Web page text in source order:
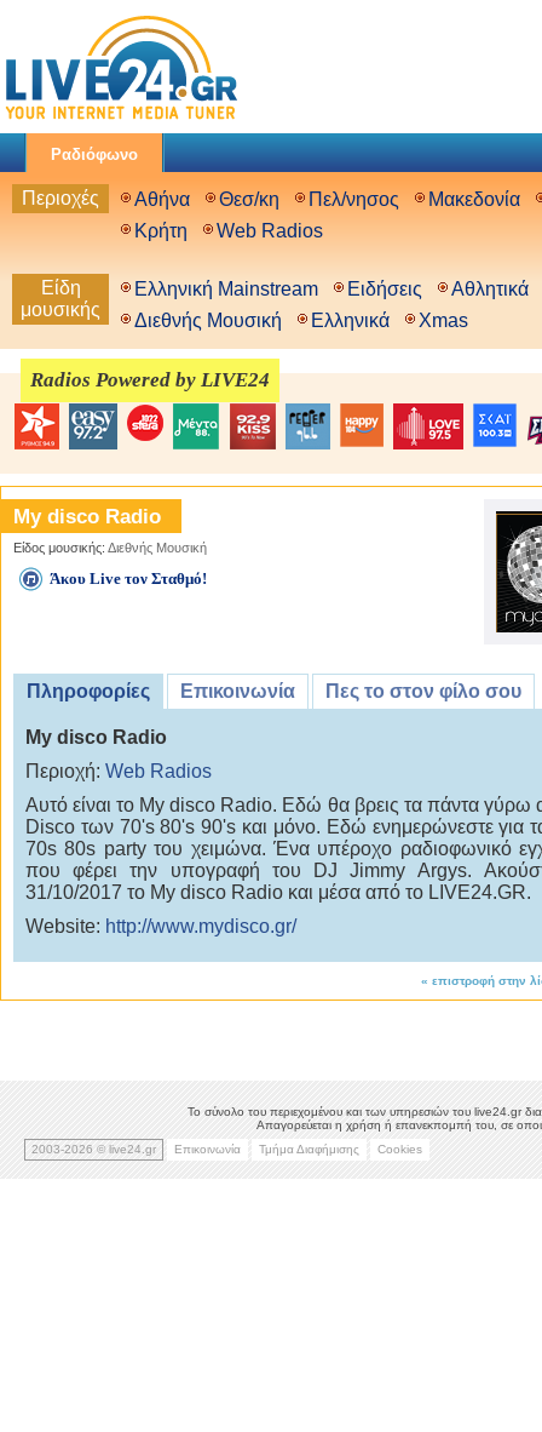
Ραδιόφωνο
Περιοχές Αθήνα Θεσ/κη Πελ/νησος
Μακεδονία
Κρήτη
Web Radios
Είδη
μουσικής
Ελληνική Mainstream Ειδήσεις
Αθλητικά
Διεθνής Μουσική
Ελληνικά Xmas
Radios Powered by LIVE24
My disco Radio
Είδος μουσικής: Διεθνής Μουσική
Άκου Live τον Σταθμό!
Πληροφορίες Επικοινωνία Πες το στον φίλο σου
My disco Radio
Περιοχή: Web Radios
Αυτό είναι το My disco Radio. Εδώ θα βρεις τα πάντα γύρω
Disco των 70's 80's 90's και μόνο. Εδώ ενημερώνεστε για
70s 80s party του χειμώνα. Ένα υπέροχο ραδιοφωνικό
που φέρει την υπογραφή του DJ Jimmy Argys.
31/10/2017 το My disco Radio και μέσα από το LIVE24.GR.
Website: http://www.mydisco.gr/
« επιστροφή στην
Το σύνολο του περιεχομένου και των υπηρεσιών του live24.gr
Απαγορεύεται η χρήση ή επανεκπομπή του, σε
2003-2026 © live24.gr
Επικοινωνία Τμήμα Διαφήμισης Cookies